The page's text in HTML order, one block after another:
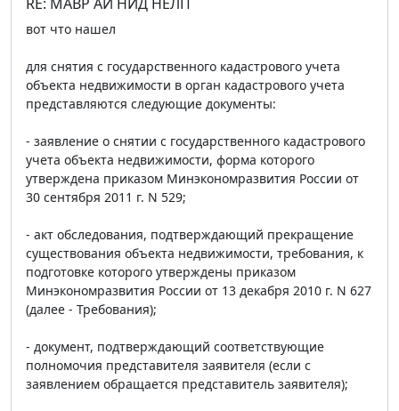
вот что нашел
для снятия с государственного кадастрового учета
объекта недвижимости в орган кадастрового учета
представляются следующие документы:
- заявление о снятии с государственного кадастрового
учета объекта недвижимости, форма которого
утверждена приказом Минэкономразвития России от
30 сентября 2011 г. N 529;
- акт обследования, подтверждающий прекращение
существования объекта недвижимости, требования, к
подготовке которого утверждены приказом
Минэкономразвития России от 13 декабря 2010 г. N 627
(далее - Требования);
- документ, подтверждающий соответствующие
полномочия представителя заявителя (если с
заявлением обращается представитель заявителя);